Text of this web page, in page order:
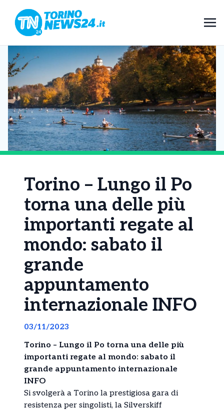
Torino – Lungo il Po
torna una delle più
importanti regate al
mondo: sabato il
grande
appuntamento
internazionale INFO
03/11/2023
Torino – Lungo il Po torna una delle più
importanti regate al mondo: sabato il
grande appuntamento internazionale
INFO
Si svolgerà a Torino la prestigiosa gara di
resistenza per singolisti, la Silverskiff